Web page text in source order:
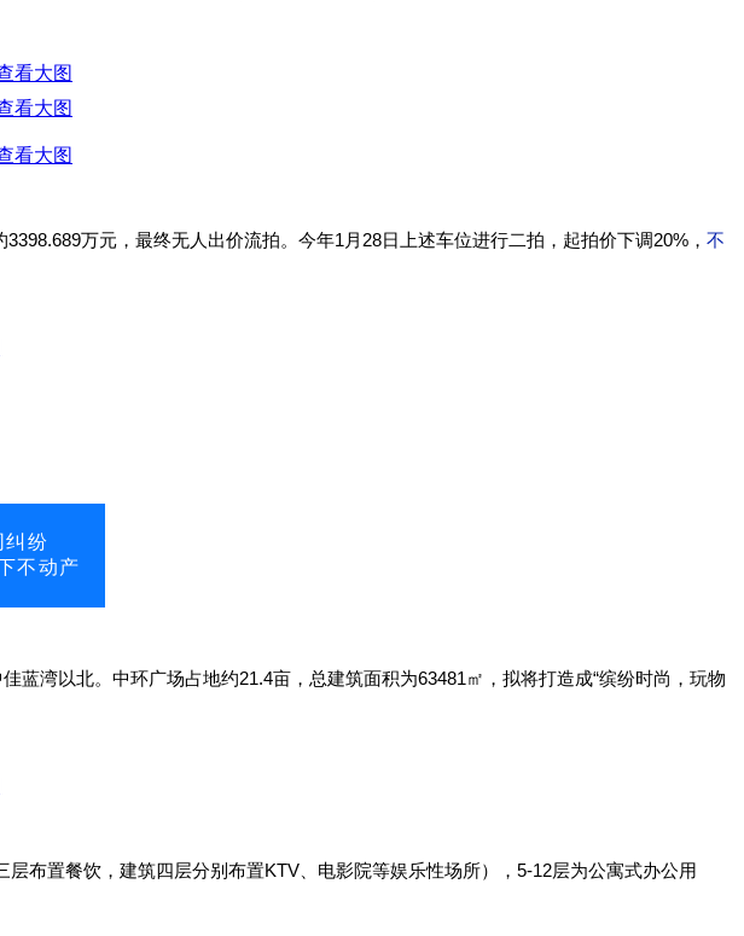
3398.689万元，最终无人出价流拍。今年1月28日上述车位进行二拍，起拍价下调20%， 不
纠纷
不动产
湾以北。中环广场占地约21.4亩，总建筑面积为63481㎡，拟将打造成“缤纷时尚，玩物
布置餐饮，建筑四层分别布置KTV、电影院等娱乐性场所），5-12层为公寓式办公用